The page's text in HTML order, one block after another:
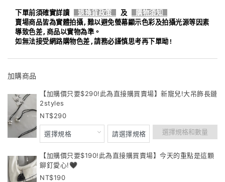
下單前須確實詳讀 退換貨政策 及
購物須知
賣場商品皆為實體拍攝,難以避免螢幕顯示色彩及拍攝光源等因素
導致色差,商品以實物為準。
如無法接受網路購物色差,請務必謹慎思考再下單呦!
加購商品
【加購價只要$290!此為直接購買賣場】新寵兒!大吊飾長鏈
2styles
290
選擇規格和數量
【加購價只要$190!此為直接購買賣場】今天的重點是這顆
鉚釘愛心!🖤
190